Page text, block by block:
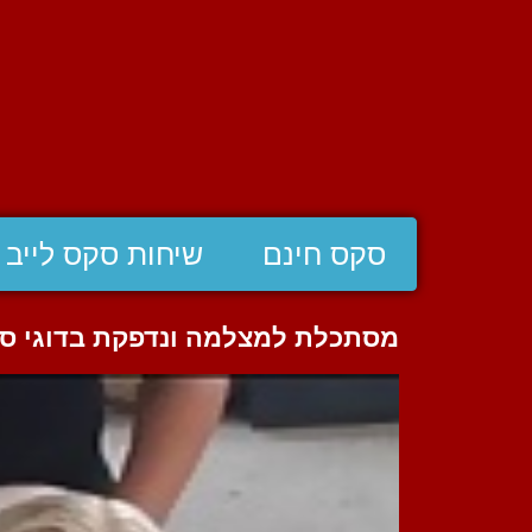
סקס חינם שיחות סקס לייב
מסתכלת למצלמה ונדפקת בדוגי